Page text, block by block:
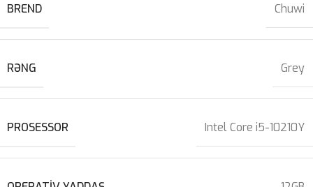
BREND
Chuwi
RƏNG Grey
PROSESSOR Intel Core i5-10210Y